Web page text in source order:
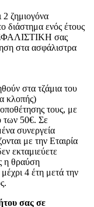
ζημιογόνα
διάστημα ενός έτους
σας
στα ασφάλιστρα
στα τζάμια του
κλοπής)
τους, με
των 50€. Σε
συνεργεία
με την Εταιρία
εκταμιεύετε
η θραύση
4 έτη μετά την
σας σε